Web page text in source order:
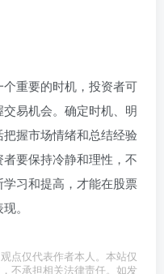
重要的时机，投资者可
易机会。确定时机、明
握市场情绪和总结经验
要保持冷静和理性，不
习和提高，才能在股票
。
点仅代表作者本人。本站仅
不承担相关法律责任。如发